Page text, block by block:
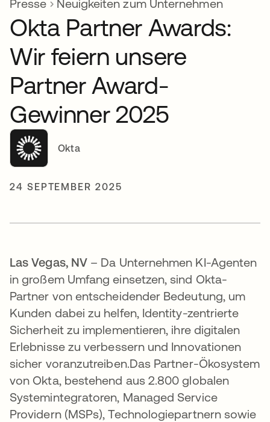
Presse Neuigkeiten zum Unternehmen
Okta Partner Awards:
Wir feiern unsere
Partner Award-
Gewinner 2025
Okta
24 SEPTEMBER 2025
Las Vegas, NV – Da Unternehmen KI-Agenten
in großem Umfang einsetzen, sind Okta-
Partner von entscheidender Bedeutung, um
Kunden dabei zu helfen, Identity-zentrierte
Sicherheit zu implementieren, ihre digitalen
Erlebnisse zu verbessern und Innovationen
sicher voranzutreiben.Das Partner-Ökosystem
von Okta, bestehend aus 2.800 globalen
Systemintegratoren, Managed Service
Providern (MSPs), Technologiepartnern sowie